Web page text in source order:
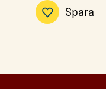
Spara